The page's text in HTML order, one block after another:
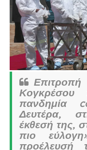
Κογκρέσου
πανδημία
Δευτέρα,
έκθεσή της,
πιο
προέλευσή